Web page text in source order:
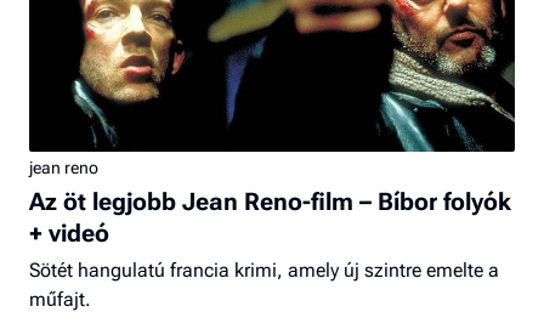
jean reno
Az öt legjobb Jean Reno-film – Bíbor folyók
+ videó
Sötét hangulatú francia krimi, amely új szintre emelte a
műfajt.